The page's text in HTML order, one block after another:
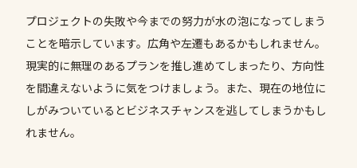
プロジェクトの失敗や今までの努力が水の泡になってしまう
ことを暗示しています。広角や左遷もあるかもしれません。
現実的に無理のあるプランを推し進めてしまったり、方向性
を間違えないように気をつけましょう。また、現在の地位に
しがみついているとビジネスチャンスを逃してしまうかもし
れません。